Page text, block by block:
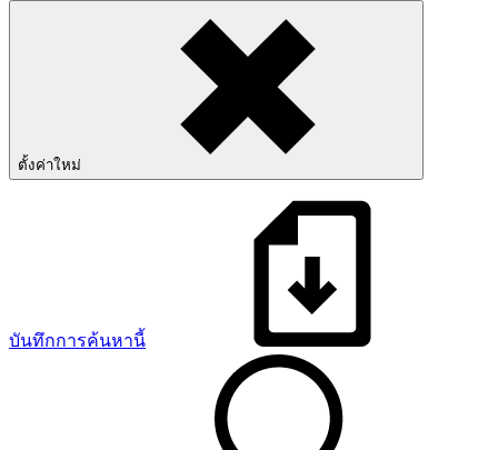
ตั้งค่าใหม่
บันทึกการค้นหานี้